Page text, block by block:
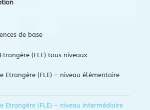
de base
(FLE) tous niveaux
Etrangère (FLE) – niveau élémentaire
Etrangère (FLE) – niveau intermédiaire